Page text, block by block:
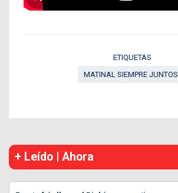
ETIQUETAS
MATINAL SIEMPRE JUNTOS
+ Leído | Ahora